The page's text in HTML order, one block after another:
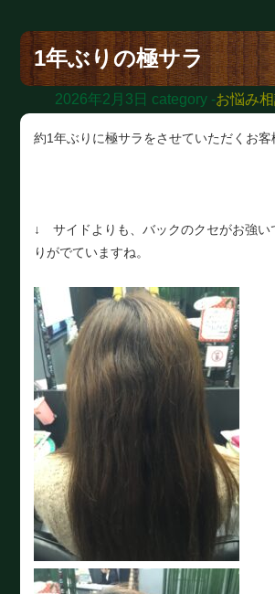
1年ぶりの極サラ
2026年2月3日 category -お悩み
約1年ぶりに極サラをさせていただくお客
↓ サイドよりも、バックのクセがお強い
りがでていますね。